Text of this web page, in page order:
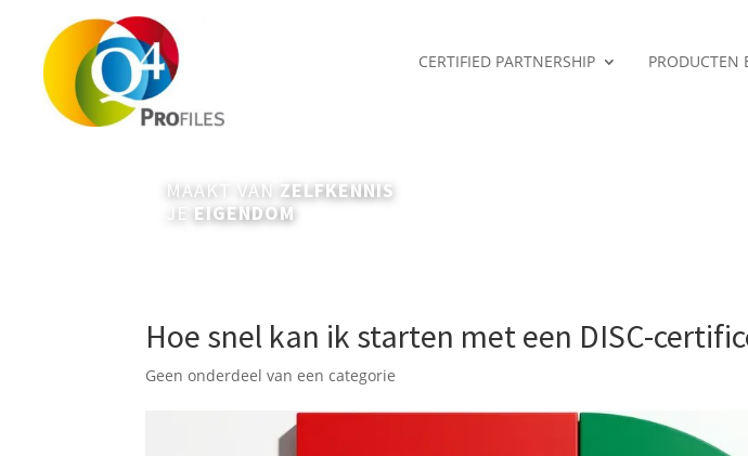
CERTIFIED PARTNERSHIP PRODUCTEN
MAAKT VAN ZELFKENNIS
JE
EIGENDOM
Hoe snel kan ik starten met een DISC-
Geen onderdeel van een categorie